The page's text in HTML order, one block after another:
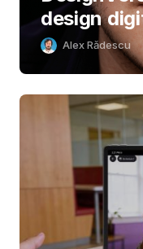
design
Alex Rădescu